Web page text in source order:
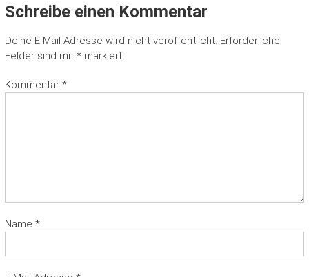
Schreibe einen Kommentar
Deine E-Mail-Adresse wird nicht veröffentlicht. Erforderliche
Felder sind mit *markiert
Kommentar *
Name *